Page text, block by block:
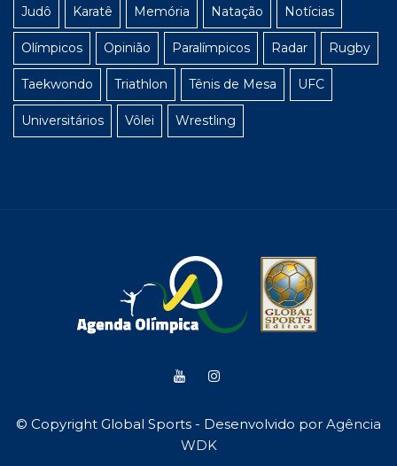
Judô Karatê Memória Natação Notícias
Olímpicos Opinião Paralímpicos Radar Rugby
Taekwondo Triathlon Tênis de Mesa UFC
Universitários Vôlei Wrestling
© Copyright Global Sports - Desenvolvido por Agência
WDK